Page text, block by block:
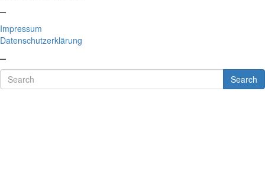
–
Impressum
Datenschutzerklärung
–
Search